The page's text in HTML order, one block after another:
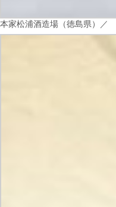
本家松浦酒造場（徳島県）／